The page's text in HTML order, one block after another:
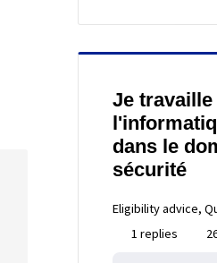
Je
dans le
sécurité
Eligibility advice,
1 replies